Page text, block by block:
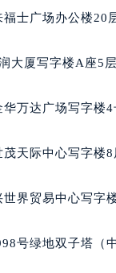
尔市龙沙区龙华路
北林区新华街与康
北区明仁南街泰格
营区河南街泰格豪
新华街道梅河大街
江区五环大街泰
士广场办公楼20
大厦写字楼A座5
万达广场写字楼
天际中心写字楼8
界贸易中心写字
号绿地双子塔（